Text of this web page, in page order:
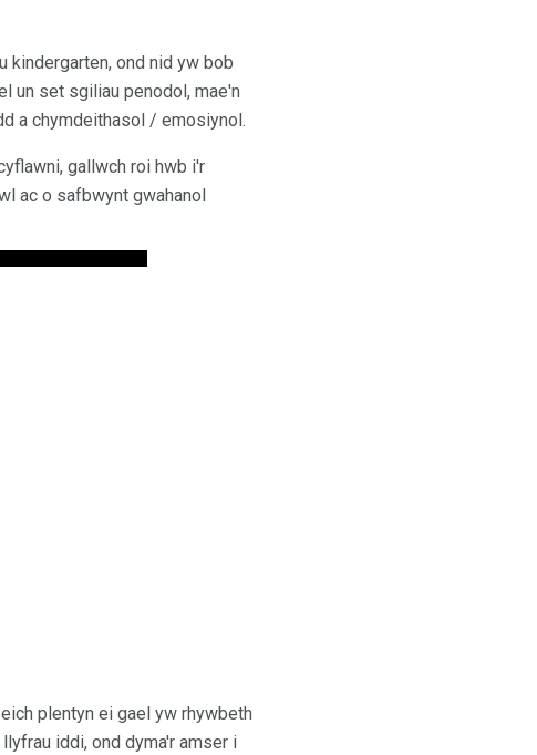
kindergarten, ond nid yw bob
un set sgiliau penodol, mae'n
a chymdeithasol / emosiynol.
gallwch roi hwb i'r
ac o safbwynt gwahanol
plentyn ei gael yw rhywbeth
iddi, ond dyma'r amser i